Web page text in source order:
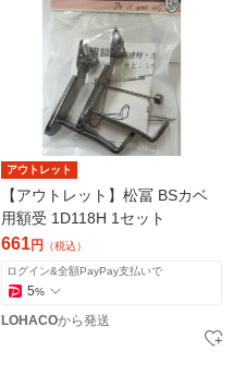
アウトレット
【アウトレット】松冨 BSカベ
用額受 1D118H 1セット
661円 （税込）
ログイン&全額PayPay支払いで
5%
LOHACOから発送